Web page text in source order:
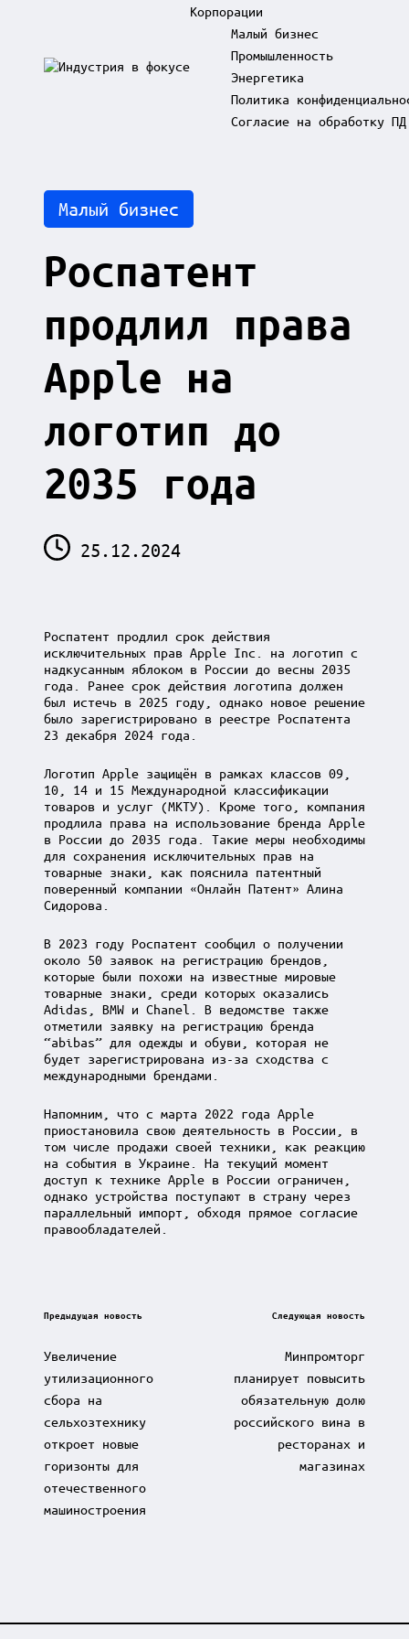
р
я
о
у
с
Корпорации
Малый бизнес
Промышленность
Энергетика
Политика
Согласие на обработку ПД
Posted
in
Малый бизнес
Роспатент
продлил права
Apple на
логотип до
2035 года
25.12.2024
Роспатент продлил срок действия
исключительных прав Apple Inc. на логотип с
надкусанным яблоком в России до весны 2035
года. Ранее срок действия логотипа должен
был истечь в 2025 году, однако новое решение
было зарегистрировано в реестре Роспатента
23 декабря 2024 года.
Логотип Apple защищён в рамках классов 09,
10, 14 и 15 Международной классификации
товаров и услуг (МКТУ). Кроме того, компания
продлила права на использование бренда Apple
в России до 2035 года. Такие меры необходимы
для сохранения исключительных прав на
товарные знаки, как пояснила патентный
поверенный компании «Онлайн Патент» Алина
Сидорова.
В 2023 году Роспатент сообщил о получении
около 50 заявок на регистрацию брендов,
которые были похожи на известные мировые
товарные знаки, среди которых оказались
Adidas, BMW и Chanel. В ведомстве также
отметили заявку на регистрацию бренда
“abibas” для одежды и обуви, которая не
будет зарегистрирована из-за сходства с
международными брендами.
Напомним, что с марта 2022 года Apple
приостановила свою деятельность в России, в
том числе продажи своей техники, как реакцию
на события в Украине. На текущий момент
доступ к технике Apple в России ограничен,
однако устройства поступают в страну через
параллельный импорт, обходя прямое согласие
правообладателей.
Post
Предыдущая новость
Увеличение
утилизационного
сбора на
сельхозтехнику
откроет новые
горизонты для
отечественного
машиностроения
Следующая новость
Минпромторг
планирует повысить
обязательную долю
российского вина в
ресторанах и
магазинах